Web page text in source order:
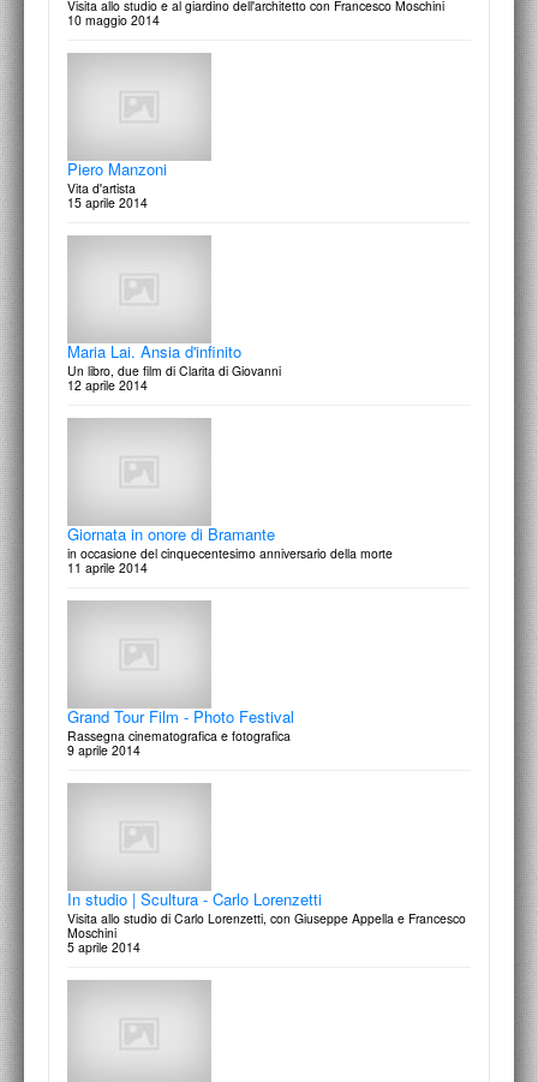
Omaggio a Giuseppe Panza di Biumo
Visita allo studio e al giardino dell'architetto con Francesco Moschini
10 maggio 2014
Piero Manzoni
Vita d'artista
15 aprile 2014
Maria Lai. Ansia d'infinito
Un libro, due film di Clarita di Giovanni
12 aprile 2014
Giornata in onore di Bramante
in occasione del cinquecentesimo anniversario della morte
11 aprile 2014
Grand Tour Film - Photo Festival
Rassegna cinematografica e fotografica
9 aprile 2014
In studio | Scultura - Carlo Lorenzetti
Visita allo studio di Carlo Lorenzetti, con Giuseppe Appella e Francesco
Moschini
5 aprile 2014